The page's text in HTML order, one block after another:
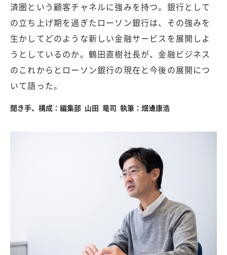
済圏という顧客チャネルに強みを持つ。銀行として
の立ち上げ期を過ぎたローソン銀行は、その強みを
生かしてどのような新しい金融サービスを展開しよ
うとしているのか。鶴田直樹社長が、金融ビジネス
のこれからとローソン銀行の現在と今後の展開につ
いて語った。
聞き手、構成：編集部 山田 竜司 執筆：畑邊康浩